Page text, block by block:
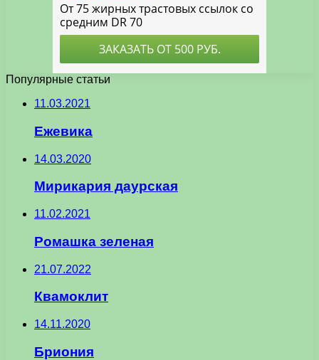
Популярные статьи
11.03.2021
Ежевика
14.03.2020
Мирикария даурская
11.02.2021
Ромашка зеленая
21.07.2022
Квамоклит
14.11.2020
Бриония